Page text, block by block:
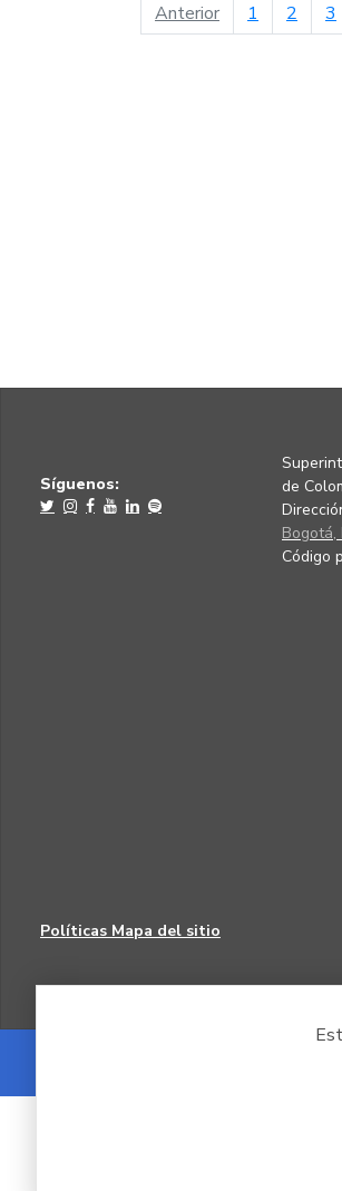
Anteriorpágina anterior
1 2 3
Síguenos:
de
Bogotá,
Código
Políticas Mapa del sitio